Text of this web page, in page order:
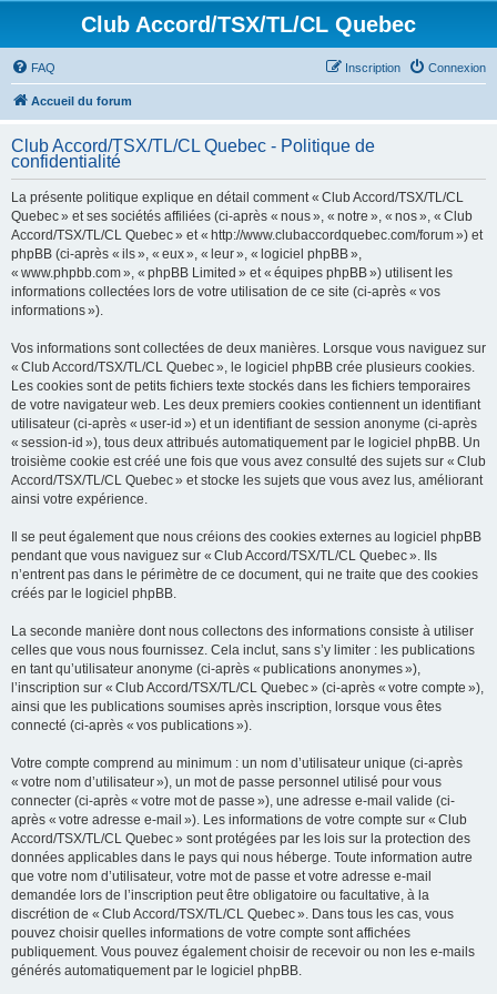
Club Accord/TSX/TL/CL Quebec
FAQ Connexion
Inscription
Accueil du forum
Club Accord/TSX/TL/CL Quebec - Politique de
confidentialité
La présente politique explique en détail comment « Club Accord/TSX/TL/CL
Quebec » et ses sociétés affiliées (ci-après « nous », « notre », « nos », « Club
Accord/TSX/TL/CL Quebec » et « http://www.clubaccordquebec.com/forum ») et
phpBB (ci-après « ils », « eux », « leur », « logiciel phpBB »,
« www.phpbb.com », « phpBB Limited » et « équipes phpBB ») utilisent les
informations collectées lors de votre utilisation de ce site (ci-après « vos
informations »).
Vos informations sont collectées de deux manières. Lorsque vous naviguez sur
« Club Accord/TSX/TL/CL Quebec », le logiciel phpBB crée plusieurs cookies.
Les cookies sont de petits fichiers texte stockés dans les fichiers temporaires
de votre navigateur web. Les deux premiers cookies contiennent un identifiant
utilisateur (ci-après « user-id ») et un identifiant de session anonyme (ci-après
« session-id »), tous deux attribués automatiquement par le logiciel phpBB. Un
troisième cookie est créé une fois que vous avez consulté des sujets sur « Club
Accord/TSX/TL/CL Quebec » et stocke les sujets que vous avez lus, améliorant
ainsi votre expérience.
Il se peut également que nous créions des cookies externes au logiciel phpBB
pendant que vous naviguez sur « Club Accord/TSX/TL/CL Quebec ». Ils
n’entrent pas dans le périmètre de ce document, qui ne traite que des cookies
créés par le logiciel phpBB.
La seconde manière dont nous collectons des informations consiste à utiliser
celles que vous nous fournissez. Cela inclut, sans s’y limiter : les publications
en tant qu’utilisateur anonyme (ci-après « publications anonymes »),
l’inscription sur « Club Accord/TSX/TL/CL Quebec » (ci-après « votre compte »),
ainsi que les publications soumises après inscription, lorsque vous êtes
connecté (ci-après « vos publications »).
Votre compte comprend au minimum : un nom d’utilisateur unique (ci-après
« votre nom d’utilisateur »), un mot de passe personnel utilisé pour vous
connecter (ci-après « votre mot de passe »), une adresse e-mail valide (ci-
après « votre adresse e-mail »). Les informations de votre compte sur « Club
Accord/TSX/TL/CL Quebec » sont protégées par les lois sur la protection des
données applicables dans le pays qui nous héberge. Toute information autre
que votre nom d’utilisateur, votre mot de passe et votre adresse e-mail
demandée lors de l’inscription peut être obligatoire ou facultative, à la
discrétion de « Club Accord/TSX/TL/CL Quebec ». Dans tous les cas, vous
pouvez choisir quelles informations de votre compte sont affichées
publiquement. Vous pouvez également choisir de recevoir ou non les e-mails
générés automatiquement par le logiciel phpBB.